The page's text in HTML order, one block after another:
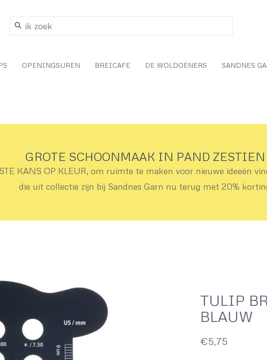
OPENINGSUREN BREICAFE DE WOLDOENERS SANDNES
GROTE SCHOONMAAK IN PAND ZESTIEN
KANS OP KLEUR, om ruimte te maken voor nieuwe ideeën
die uit collectie zijn bij Sandnes Garn nu terug met 20%
TULIP
BLAUW
€5,75